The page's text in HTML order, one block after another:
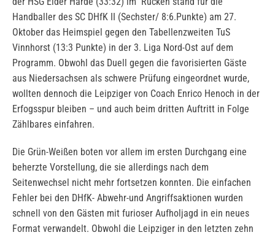
Handballer des SC DHfK II (Sechster/ 8:6.Punkte) am 27.
Oktober das Heimspiel gegen den Tabellenzweiten TuS
Vinnhorst (13:3 Punkte) in der 3. Liga Nord-Ost auf dem
Programm. Obwohl das Duell gegen die favorisierten Gäste
aus Niedersachsen als schwere Prüfung eingeordnet wurde,
wollten dennoch die Leipziger von Coach Enrico Henoch in der
Erfogsspur bleiben – und auch beim dritten Auftritt in Folge
Zählbares einfahren.
Die Grün-Weißen boten vor allem im ersten Durchgang eine
beherzte Vorstellung, die sie allerdings nach dem
Seitenwechsel nicht mehr fortsetzen konnten. Die einfachen
Fehler bei den DHfK- Abwehr-und Angriffsaktionen wurden
schnell von den Gästen mit furioser Aufholjagd in ein neues
Format verwandelt. Obwohl die Leipziger in den letzten zehn